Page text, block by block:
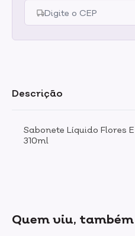
Descrição
Sabonete Líquido Flores
310ml
Quem viu,